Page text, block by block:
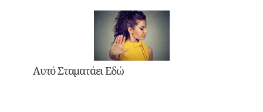
Αυτό Σταματάει Εδώ